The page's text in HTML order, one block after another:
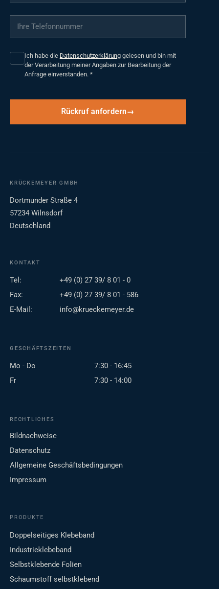
Ihre Telefonnummer
Ich habe die Datenschutzerklärung gelesen und bin mit
der Verarbeitung meiner Angaben zur Bearbeitung der
Anfrage einverstanden. *
Rückruf anfordern
KRÜCKEMEYER GMBH
Dortmunder Straße 4
57234 Wilnsdorf
Deutschland
KONTAKT
Tel:
+49 (0) 27 39/ 8 01 - 0
Fax:
+49 (0) 27 39/ 8 01 - 586
E-Mail:
info@krueckemeyer.de
GESCHÄFTSZEITEN
Mo - Do
7:30 - 16:45
Fr
7:30 - 14:00
RECHTLICHES
Bildnachweise
Datenschutz
Allgemeine Geschäftsbedingungen
Impressum
PRODUKTE
Doppelseitiges Klebeband
Industrieklebeband
Selbstklebende Folien
Schaumstoff selbstklebend